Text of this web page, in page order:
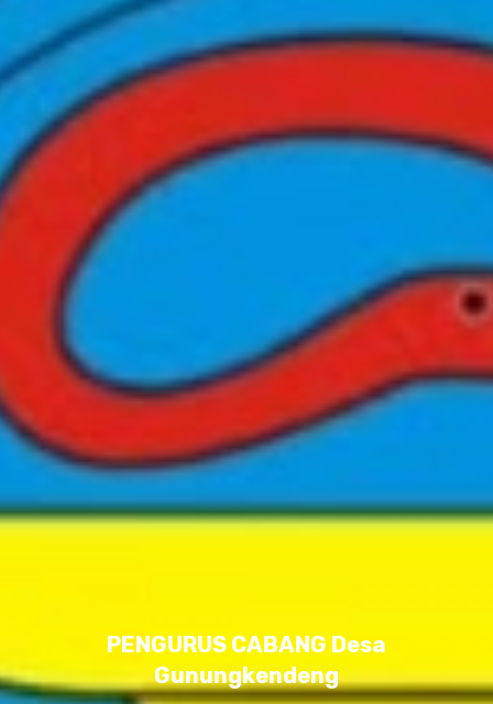
PENGURUS CABANG Desa
Gunungkendeng